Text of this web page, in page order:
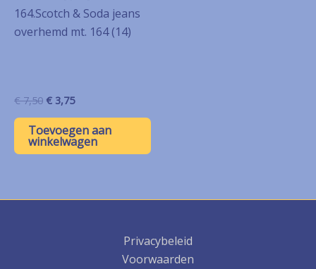
164.Scotch & Soda jeans
overhemd mt. 164 (14)
€7,50 Oorspronkelijke
was:
€ 7,50.
€ 3,75Huidige
is:
€ 3,75.
Toevoegen aan
winkelwagen
Privacybeleid
Voorwaarden